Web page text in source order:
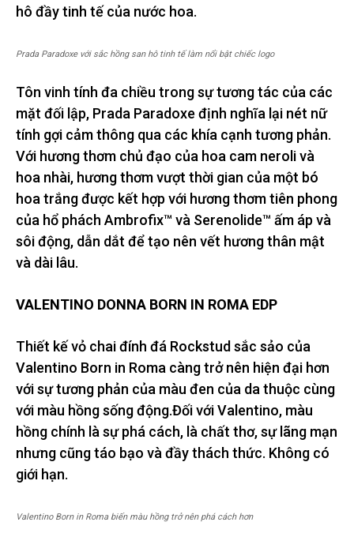
hô đầy tinh tế của nước hoa.
Prada Paradoxe với sắc hồng san hô tinh tế làm nổi bật chiếc logo
Tôn vinh tính đa chiều trong sự tương tác của các
mặt đối lập, Prada Paradoxe định nghĩa lại nét nữ
tính gợi cảm thông qua các khía cạnh tương phản.
Với hương thơm chủ đạo của hoa cam neroli và
hoa nhài, hương thơm vượt thời gian của một bó
hoa trắng được kết hợp với hương thơm tiên phong
của hổ phách Ambrofix™ và Serenolide™ ấm áp và
sôi động, dẫn dắt để tạo nên vết hương thân mật
và dài lâu.
VALENTINO DONNA BORN IN ROMA EDP
Thiết kế vỏ chai đính đá Rockstud sắc sảo của
Valentino Born in Roma càng trở nên hiện đại hơn
với sự tương phản của màu đen của da thuộc cùng
với màu hồng sống động.Đối với Valentino, màu
hồng chính là sự phá cách, là chất thơ, sự lãng mạn
nhưng cũng táo bạo và đầy thách thức. Không có
giới hạn.
Valentino Born in Roma biến màu hồng trở nên phá cách hơn